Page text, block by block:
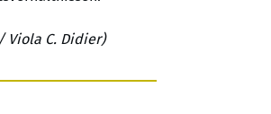
Viola C. Didier)